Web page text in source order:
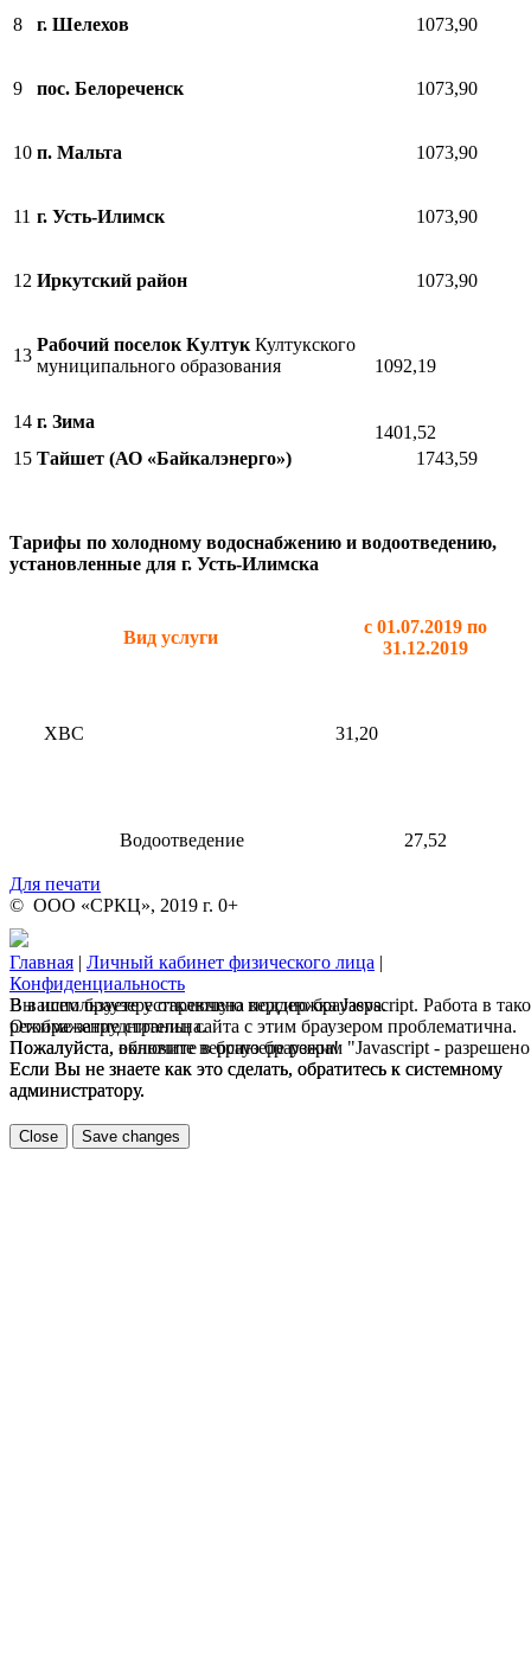
8 г. Шелехов 1073,90
9 пос. Белореченск 1073,90
10 п. Мальта 1073,90
11 г. Усть-Илимск 1073,90
12 Иркутский район 1073,90
13
Рабочий поселок Култук Култукского
муниципального образования
1092,19
14 г. Зима
1401,52
15 Тайшет (АО «Байкалэнерго») 1743,59
Тарифы по холодному водоснабжению и водоотведению,
установленные для г. Усть-Илимска
Вид услуги
с 01.07.2019 по
31.12.2019
ХВС 31,20
Водоотведение 27,52
Для печати
© ООО «СРКЦ», 2019 г. 0+
Главная | Личный кабинет физического лица |
Конфиденциальность
В вашем браузере отключена поддержка Jasvscript. Работа в
режиме затруднительна.
Пожалуйста, включите в браузере режим "Javascript -
Если Вы не знаете как это сделать, обратитесь к системному
администратору.
Вы используете устаревшую версию браузера.
Отображение страниц сайта с этим браузером проблематична.
Пожалуйста, обновите версию браузера!
Если Вы не знаете как это сделать, обратитесь к системному
администратору.
Close Save changes